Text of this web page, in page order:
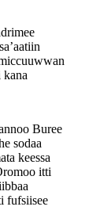
Buree
sodaa
keessa
itti
fufsiisee